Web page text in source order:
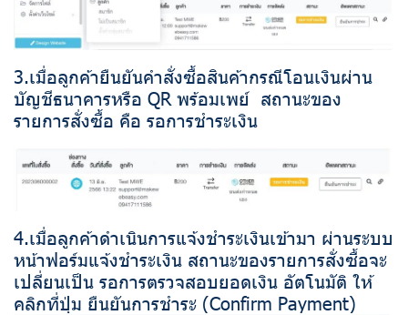
3.เมื่อลูกค้ายืนยันคำสั่งซื้อสินค้ากรณีโอนเงินผ่าน
บัญชีธนาคารหรือ QR พร้อมเพย์ สถานะของ
รายการสั่งซื้อ คือ รอการชำระเงิน
4.เมื่อลูกค้าดำเนินการแจ้งชำระเงินเข้ามา ผ่านระบบ
หน้าฟอร์มแจ้งชำระเงิน สถานะของรายการสั่งซื้อจะ
เปลี่ยนเป็น รอการตรวจสอบยอดเงิน อัตโนมัติ ให้
คลิกที่ปุ่ม ยืนยันการชำระ (Confirm Payment)